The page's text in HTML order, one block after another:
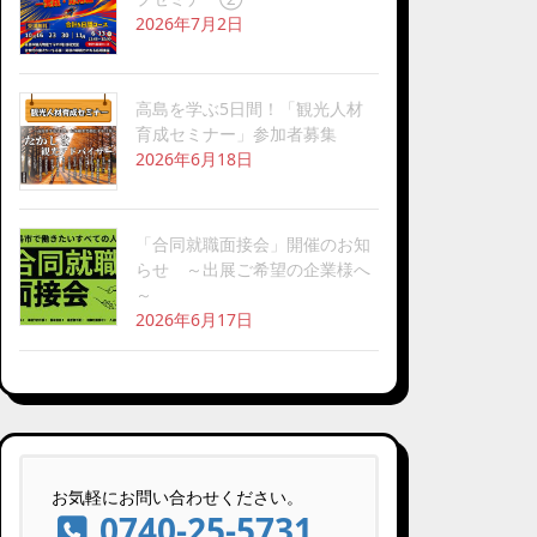
2026年7月2日
高島を学ぶ5日間！「観光人材
育成セミナー」参加者募集
2026年6月18日
「合同就職面接会」開催のお知
らせ ～出展ご希望の企業様へ
～
2026年6月17日
お気軽にお問い合わせください。